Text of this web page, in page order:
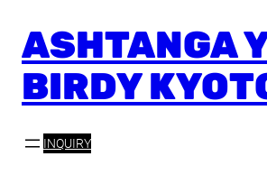
ASHTANGA
BIRDY
INQUIRY